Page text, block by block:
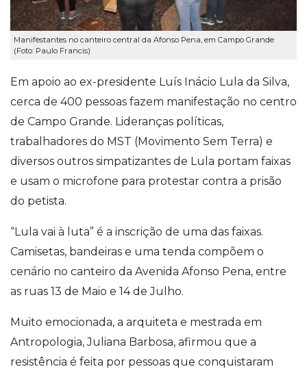
Manifestantes no canteiro central da Afonso Pena, em Campo Grande
(Foto: Paulo Francis)
Em apoio ao ex-presidente Luís Inácio Lula da Silva,
cerca de 400 pessoas fazem manifestação no centro
de Campo Grande. Lideranças políticas,
trabalhadores do MST (Movimento Sem Terra) e
diversos outros simpatizantes de Lula portam faixas
e usam o microfone para protestar contra a prisão
do petista.
“Lula vai à luta” é a inscrição de uma das faixas.
Camisetas, bandeiras e uma tenda compõem o
cenário no canteiro da Avenida Afonso Pena, entre
as ruas 13 de Maio e 14 de Julho.
Muito emocionada, a arquiteta e mestrada em
Antropologia, Juliana Barbosa, afirmou que a
resistência é feita por pessoas que conquistaram